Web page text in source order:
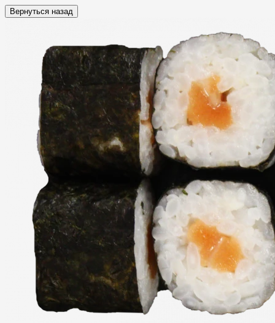
Вернуться назад